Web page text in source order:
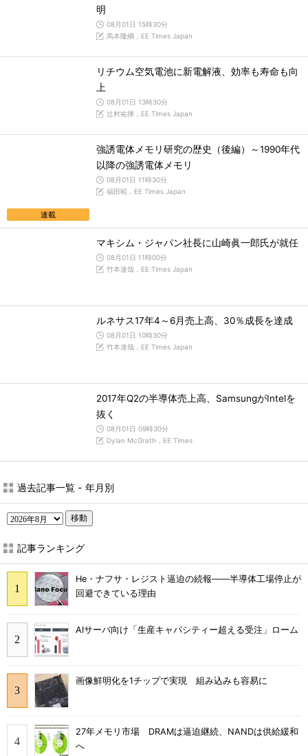
明
08月01日 15時30分
馬本隆綱，EE Times Japan
リチウム空気電池に新電解液、効率も寿命も向
上
08月01日 13時30分
辻村祐揮，EE Times Japan
連載
強誘電体メモリ研究の歴史（後編）～1990年代
以降の強誘電体メモリ
08月01日 11時30分
福田昭，EE Times Japan
マキシム・ジャパン社長に山崎眞一郎氏が就任
08月01日 11時00分
竹本達哉，EE Times Japan
ルネサス17年4～6月売上高、30％成長を達成
08月01日 10時30分
竹本達哉，EE Times Japan
2017年Q2の半導体売上高、SamsungがIntelを
抜く
08月01日 09時30分
Dylan McGrath，EE Times
過去記事一覧 - 年月別
移動
記事ランキング
He・ナフサ・レジスト逼迫の続報――半導体工場停止が
回避できている理由
AIサーバ向け「生産キャパシティー超える受注」ローム
画像鮮明化を1チップで実現 組み込みも容易に
27年メモリ市場 DRAMは逼迫継続、NANDは供給緩和
へ